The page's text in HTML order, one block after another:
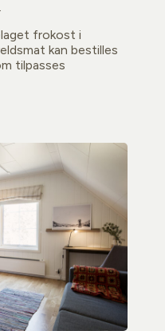
frokost i
kan bestilles
tilpasses